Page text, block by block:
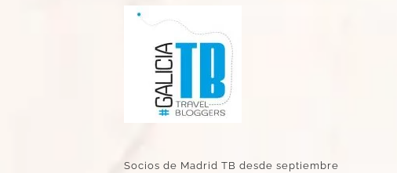
Socios de Madrid TB desde septiembre